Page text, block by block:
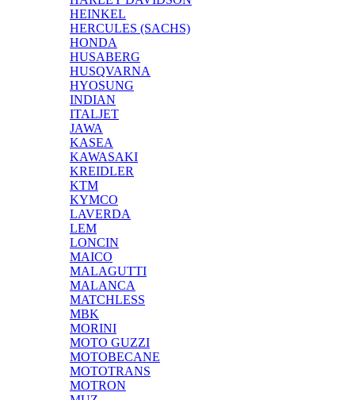
HEINKEL
HERCULES (SACHS)
HONDA
HUSABERG
HUSQVARNA
HYOSUNG
INDIAN
ITALJET
JAWA
KASEA
KAWASAKI
KREIDLER
KTM
KYMCO
LAVERDA
LEM
LONCIN
MAICO
MALAGUTTI
MALANCA
MATCHLESS
MBK
MORINI
MOTO GUZZI
MOTOBECANE
MOTOTRANS
MOTRON